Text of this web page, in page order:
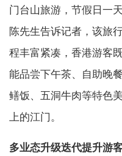
门台山旅游，节假日一
陈先生告诉记者，该旅
程丰富紧凑，香港游客
能品尝下午茶、自助晚
鳝饭、五洞牛肉等特色
上的江门。
多业态升级迭代提升游